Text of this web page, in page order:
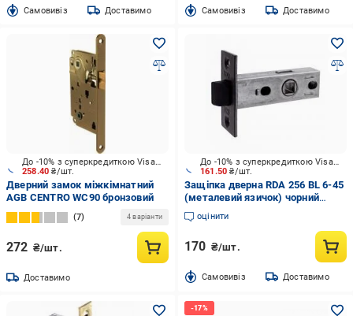
Cамовивіз Доставимо Cамовивіз Доставимо
258.40₴/шт.
До -10% з суперкредиткою Visa Вигода
Дверний замок міжкімнатний
AGB CENTRO WC90 бронзовий
7 4 варіанти
272 ₴/шт.
Доставимо
161.50₴/шт.
До -10% з суперкредиткою Visa Вигода
Защіпка дверна RDA 256 BL 6-45
(металевий язичок) чорний
матовий
оцінити
170 ₴/шт.
Cамовивіз Доставимо